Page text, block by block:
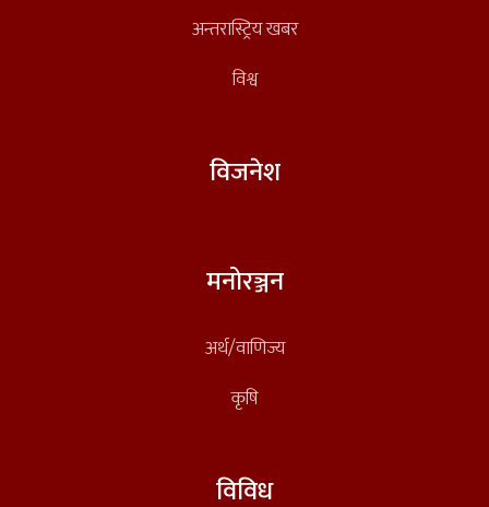
अन्तरास्ट्रिय खबर
विश्व
विजनेश
मनोरञ्जन
अर्थ/वाणिज्य
कृषि
विविध